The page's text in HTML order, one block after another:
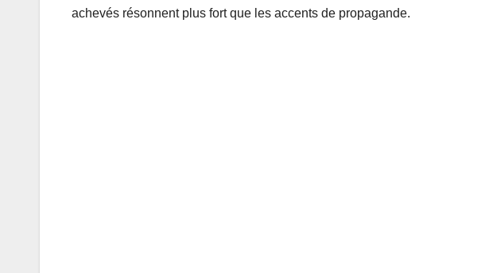
achevés résonnent plus fort que les accents de propagande.